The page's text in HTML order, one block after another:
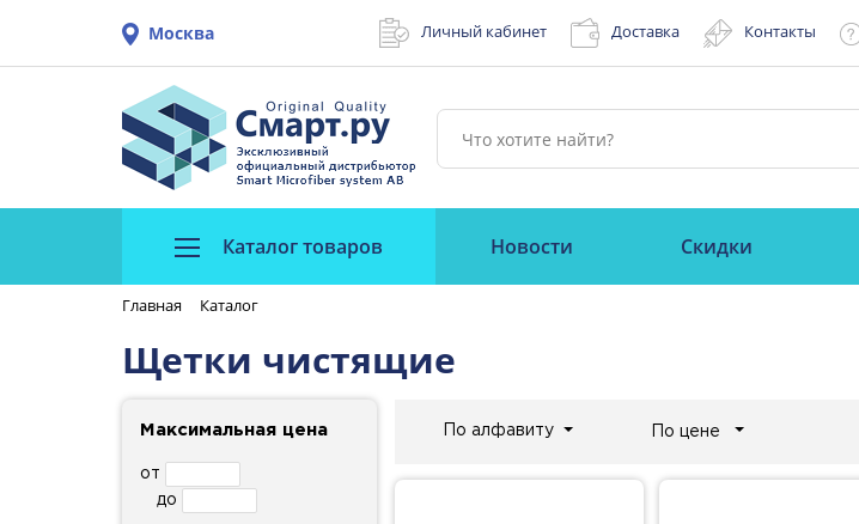
Москва Личный кабинет Доставка Контакты
Каталог товаров Новости Скидки
Главная Каталог
Щетки чистящие
Максимальная цена
от
до
По алфавиту По цене